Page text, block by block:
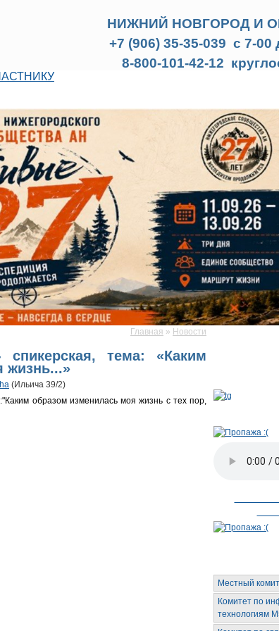
НИЖНИЙ НОВГОРОД И
+7 (906) 35-35-039 с 7-00
8-800-101-42-12
Главная » Новости
тема: «Каким
жизнь...»
(Ильича 39/2)
образом изменилась моя жизнь с тех пор,
Местный
Комитет по
технологиям